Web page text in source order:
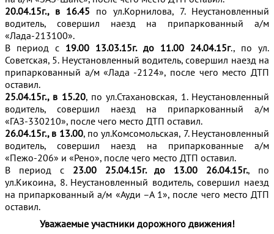
20.04.15г., в 16.45 по ул.Корнилова, 7. Неустановленный
водитель, совершил наезд на припаркованный а/м
«Лада-213100».
В период с 19.00 13.03.15г. до 11.00 24.04.15г., по ул.
Советская, 5. Неустановленный водитель, совершил наезд на
припаркованный а/м «Лада -2124», после чего место ДТП
оставил.
25.04.15г., в 15.20, по ул.Стахановская, 1. Неустановленный
водитель, совершил наезд на припаркованный а/м
«ГАЗ-330210», после чего место ДТП оставил.
26.04.15г., в 13.00, по ул.Комсомольская, 7. Неустановленный
водитель, совершил наезд на припаркованные а/м
«Пежо-206» и «Рено», после чего место ДТП оставил.
В период с 23.00 25.04.15г. до 13.00 26.04.15г., по
ул.Кикоина, 8. Неустановленный водитель, совершил наезд
на припаркованный а/м «Ауди –А 1», после чего место ДТП
оставил.
Уважаемые участники дорожного движения!